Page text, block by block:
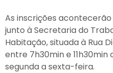
As inscrições
junto à Secretaria do
Habitação, situada à Rua
entre 7h30min e 11h30min
segunda a sexta-feira.